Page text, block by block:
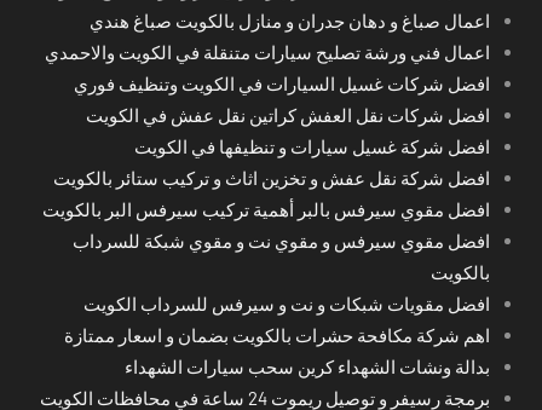
اعمال صباغ و دهان جدران و منازل بالكويت صباغ هندي
اعمال فني ورشة تصليح سيارات متنقلة في الكويت والاحمدي
افضل شركات غسيل السيارات في الكويت وتنظيف فوري
افضل شركات نقل العفش كراتين نقل عفش في الكويت
افضل شركة غسيل سيارات و تنظيفها في الكويت
افضل شركة نقل عفش و تخزين اثاث و تركيب ستائر بالكويت
افضل مقوي سيرفس بالبر أهمية تركيب سيرفس البر بالكويت
افضل مقوي سيرفس و مقوي نت و مقوي شبكة للسرداب
بالكويت
افضل مقويات شبكات و نت و سيرفس للسرداب الكويت
اهم شركة مكافحة حشرات بالكويت بضمان و اسعار ممتازة
بدالة ونشات الشهداء كرين سحب سيارات الشهداء
برمجة رسيفر و توصيل ريموت 24 ساعة في محافظات الكويت